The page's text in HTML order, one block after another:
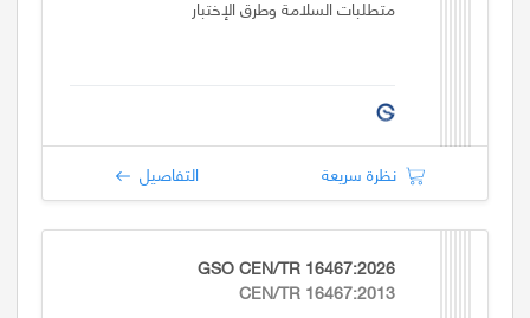
متطلبات السلامة وطرق الإختبار
نظرة سريعة التفاصيل
GSO CEN/TR 16467:2026
CEN/TR 16467:2013